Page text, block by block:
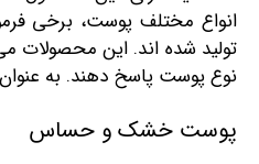
انواع مختلف پوست، برخی
تولید شده‌ اند. این محصولات
نوع پوست پاسخ دهند. به
پوست خشک و حساس